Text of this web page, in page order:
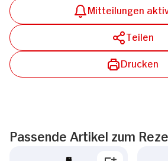
Mitteilungen
Teilen
Drucken
Passende Artikel zum